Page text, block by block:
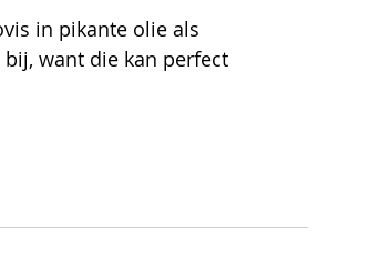
in pikante olie als
want die kan perfect